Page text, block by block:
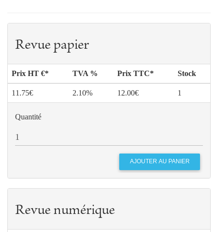
Revue papier
Prix HT €* TVA % Prix TTC* Stock
11.75€ 2.10% 12.00€ 1
Quantité
Revue numérique